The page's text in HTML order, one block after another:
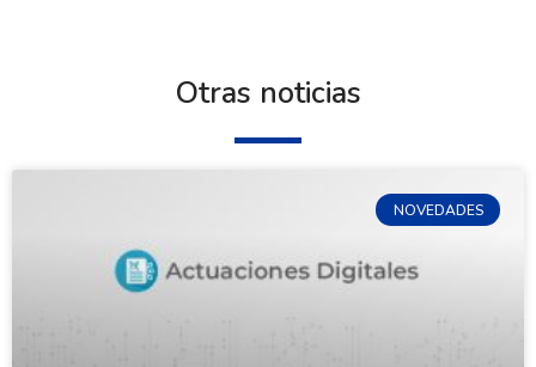
Otras noticias
NOVEDADES